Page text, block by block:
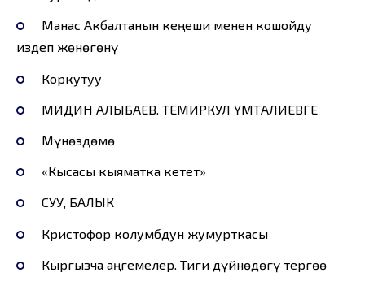
Манас Акбалтанын кеңеши менен кошойду
издеп жөнөгөнү
Коркутуу
МИДИН АЛЫБАЕВ. ТЕМИРКУЛ ҮМӨТАЛИЕВГЕ
Мүнөздөмө
«Кысасы кыяматка кетет»
СУУ, БАЛЫК
Кристофор колумбдун жумурткасы
Кыргызча аңгемелер. Тиги дүйнөдөгү тергөө